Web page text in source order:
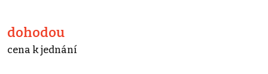
dohodou
cena k jednání